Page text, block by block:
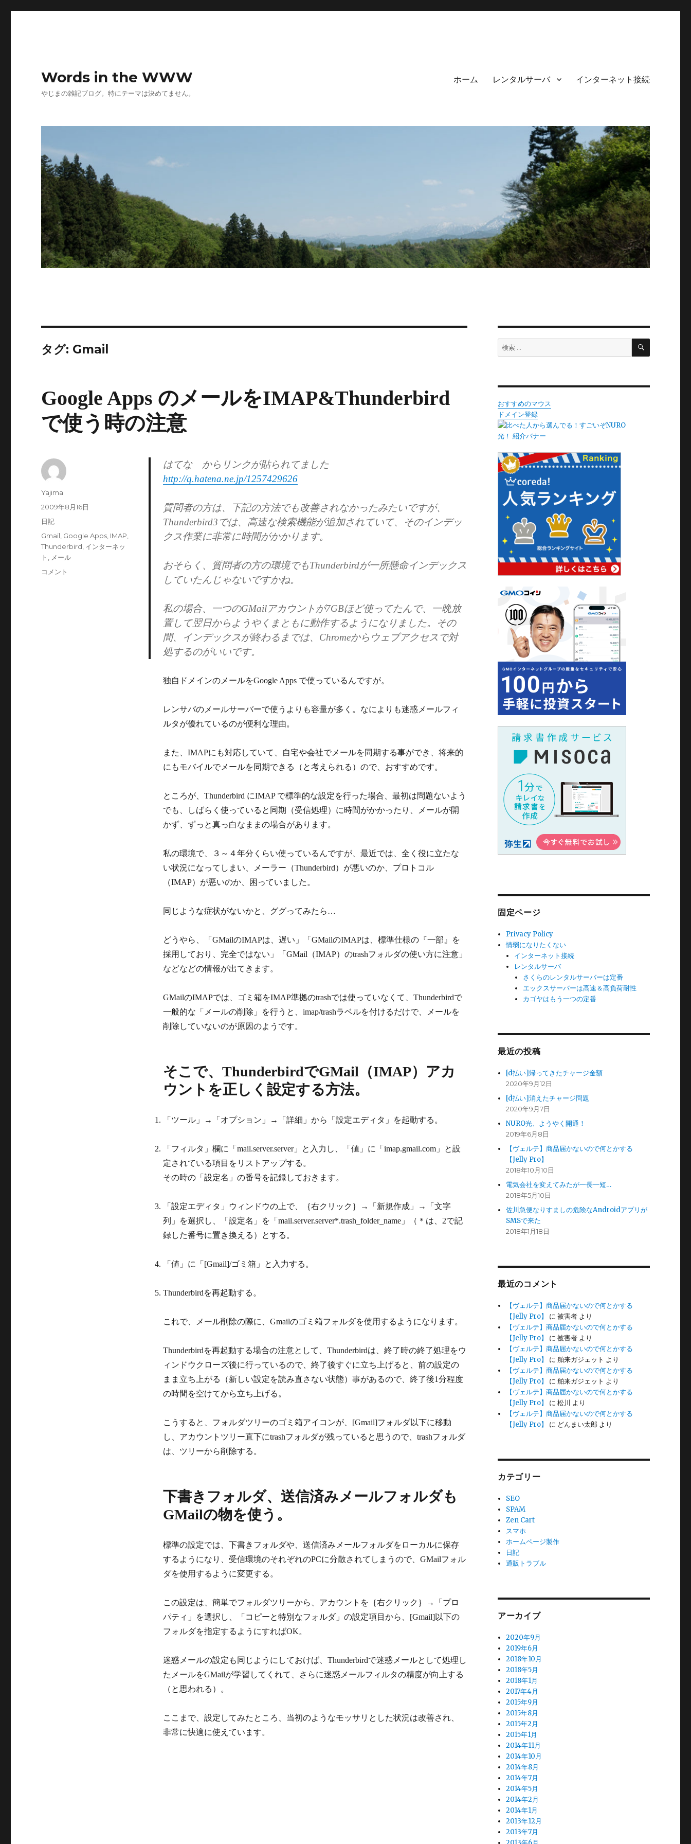
Words in the WWW
やじまの雑記ブログ。特にテーマは決めてません。
ホーム レンタルサーバ インターネット接続
タグ: Gmail
Google Apps のメールをIMAP&Thunderbird
で使う時の注意
はてな からリンクが貼られてました
http://q.hatena.ne.jp/1257429626
質問者の方は、下記の方法でも改善されなかったみたいですが、
Thunderbird3では、高速な検索機能が追加されていて、そのインデッ
クス作業に非常に時間がかかります。
おそらく、質問者の方の環境でもThunderbirdが一所懸命インデックス
していたんじゃないですかね。
私の場合、一つのGMailアカウントが7GBほど使ってたんで、一晩放
置して翌日からようやくまともに動作するようになりました。その
間、インデックスが終わるまでは、Chromeからウェブアクセスで対
処するのがいいです。
独自ドメインのメールをGoogle Apps で使っているんですが。
レンサバのメールサーバーで使うよりも容量が多く。なによりも迷惑メールフィ
ルタが優れているのが便利な理由。
また、IMAPにも対応していて、自宅や会社でメールを同期する事ができ、将来的
にもモバイルでメールを同期できる（と考えられる）ので、おすすめです。
ところが、Thunderbird にIMAP で標準的な設定を行った場合、最初は問題ないよう
でも、しばらく使っていると同期（受信処理）に時間がかかったり、メールが開
かず、ずっと真っ白なままの場合があります。
私の環境で、３～４年分くらい使っているんですが、最近では、全く役に立たな
い状況になってしまい、メーラー（Thunderbird）が悪いのか、プロトコル
（IMAP）が悪いのか、困っていました。
同じような症状がないかと、ググってみたら…
どうやら、「GMailのIMAPは、遅い」「GMailのIMAPは、標準仕様の『一部』を
採用しており、完全ではない」「GMail（IMAP）のtrashフォルダの使い方に注意」
などなどの情報が出てきます。
GMailのIMAPでは、ゴミ箱をIMAP準拠のtrashでは使っていなくて、Thunderbirdで
一般的な「メールの削除」を行うと、imap/trashラベルを付けるだけで、メールを
削除していないのが原因のようです。
そこで、ThunderbirdでGMail（IMAP）アカ
ウントを正しく設定する方法。
「ツール」→「オプション」→「詳細」から「設定エディタ」を起動する。
「フィルタ」欄に「mail.server.server」と入力し、「値」に「imap.gmail.com」と設
定されている項目をリストアップする。
その時の「設定名」の番号を記録しておきます。
「設定エディタ」ウィンドウの上で、｛右クリック｝→「新規作成」→「文字
列」を選択し、「設定名」を「mail.server.server*.trash_folder_name」（＊は、2で記
録した番号に置き換える）とする。
「値」に「[Gmail]/ゴミ箱」と入力する。
Thunderbirdを再起動する。
これで、メール削除の際に、Gmailのゴミ箱フォルダを使用するようになります。
Thunderbirdを再起動する場合の注意として、Thunderbirdは、終了時の終了処理をウ
ィンドウクローズ後に行っているので、終了後すぐに立ち上げると、前の設定の
まま立ち上がる（新しい設定を読み直さない状態）事があるので、終了後1分程度
の時間を空けてから立ち上げる。
こうすると、フォルダツリーのゴミ箱アイコンが、[Gmail]フォルダ以下に移動
し、アカウントツリー直下にtrashフォルダが残っていると思うので、trashフォルダ
は、ツリーから削除する。
下書きフォルダ、送信済みメールフォルダも
GMailの物を使う。
標準の設定では、下書きフォルダや、送信済みメールフォルダをローカルに保存
するようになり、受信環境のそれぞれのPCに分散されてしまうので、GMailフォル
ダを使用するように変更する。
この設定は、簡単でフォルダツリーから、アカウントを｛右クリック｝→「プロ
パティ」を選択し、「コピーと特別なフォルダ」の設定項目から、[Gmail]以下の
フォルダを指定するようにすればOK。
迷惑メールの設定も同じようにしておけば、Thunderbirdで迷惑メールとして処理し
たメールをGMailが学習してくれて、さらに迷惑メールフィルタの精度が向上する
（と思われる）。
ここまで、設定してみたところ、当初のようなモッサリとした状況は改善され、
非常に快適に使えています。
投
稿
Yajima
投
稿
2009年8月16日
カ
テ
ゴ
リ
日記
タ
グ
Gmail Google Apps IMAP
Thunderbird インターネッ
ト
メール
Google
コメント
検
索:
検
おすすめのマウス
ドメイン登録
固定ページ
Privacy Policy
情弱になりたくない
インターネット接続
レンタルサーバ
さくらのレンタルサーバーは定番
エックスサーバーは高速＆高負荷耐性
カゴヤはもう一つの定番
最近の投稿
[d払い]帰ってきたチャージ金額
2020年9月12日
[d払い]消えたチャージ問題
2020年9月7日
NURO光、ようやく開通！
2019年6月8日
【ヴェルテ】商品届かないので何とかする
【Jelly Pro】
2018年10月10日
電気会社を変えてみたが一長一短…
2018年5月10日
佐川急便なりすましの危険なAndroidアプリが
SMSで来た
2018年1月18日
最近のコメント
【ヴェルテ】商品届かないので何とかする
【Jelly Pro】
に被害者 より
【ヴェルテ】商品届かないので何とかする
【Jelly Pro】
に被害者 より
【ヴェルテ】商品届かないので何とかする
【Jelly Pro】
に舶来ガジェット より
【ヴェルテ】商品届かないので何とかする
【Jelly Pro】
に舶来ガジェット より
【ヴェルテ】商品届かないので何とかする
【Jelly Pro】
に松川 より
【ヴェルテ】商品届かないので何とかする
【Jelly Pro】
に どんまい太郎 より
カテゴリー
SEO
SPAM
Zen Cart
スマホ
ホームページ製作
日記
通販トラブル
アーカイブ
2020年9月
2019年6月
2018年10月
2018年5月
2018年1月
2017年4月
2015年9月
2015年8月
2015年2月
2015年1月
2014年11月
2014年10月
2014年8月
2014年7月
2014年5月
2014年2月
2014年1月
2013年12月
2013年7月